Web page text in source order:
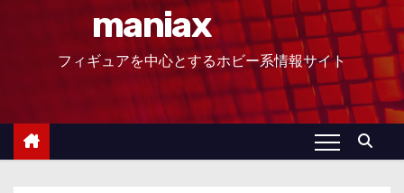
maniax
フィギュアを中心とするホビー系情報サイト